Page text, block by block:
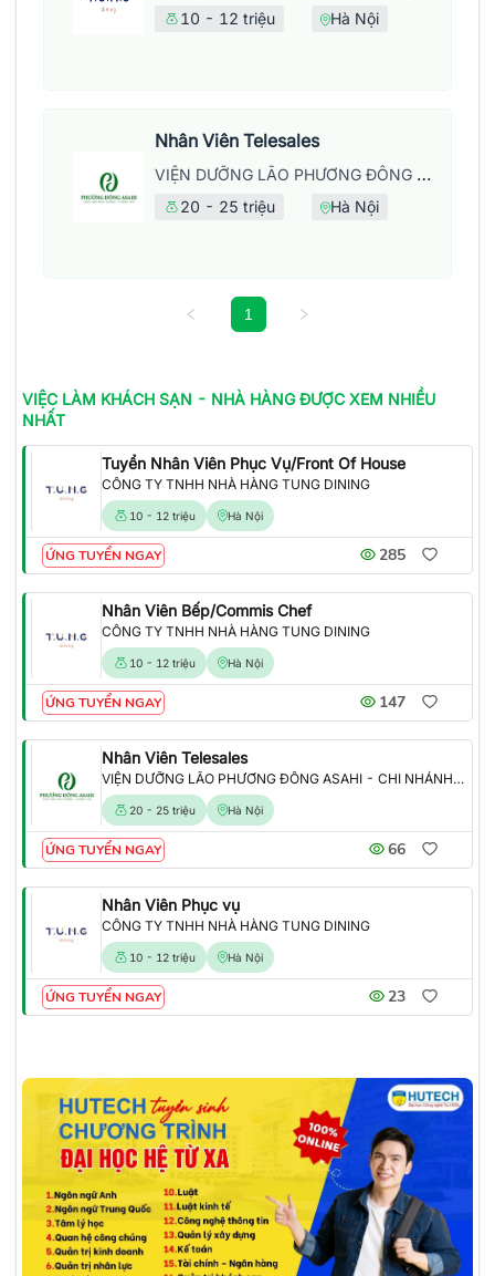
10 - 12 triệu Hà Nội
Nhân Viên Telesales
VIỆN DƯỠNG LÃO PHƯƠNG ĐÔNG ASAHI - CHI NHÁNH CÔNG TY TNHH TỔ HỢP Y TẾ PHƯƠNG ĐÔNG
20 - 25 triệu Hà Nội
1
VIỆC LÀM KHÁCH SẠN - NHÀ HÀNGĐƯỢC XEM NHIỀU
NHẤT
Tuyển Nhân Viên Phục Vụ/Front Of House
CÔNG TY TNHH NHÀ HÀNG TUNG DINING
10 - 12 triệu Hà Nội
ỨNG TUYỂN NGAY 285
Nhân Viên Bếp/Commis Chef
CÔNG TY TNHH NHÀ HÀNG TUNG DINING
10 - 12 triệu Hà Nội
ỨNG TUYỂN NGAY 147
Nhân Viên Telesales
VIỆN DƯỠNG LÃO PHƯƠNG ĐÔNG ASAHI - CHI NHÁNH CÔNG TY TNHH TỔ HỢP Y TẾ PHƯƠNG ĐÔNG
20 - 25 triệu Hà Nội
ỨNG TUYỂN NGAY 66
Nhân Viên Phục vụ
CÔNG TY TNHH NHÀ HÀNG TUNG DINING
10 - 12 triệu Hà Nội
ỨNG TUYỂN NGAY 23